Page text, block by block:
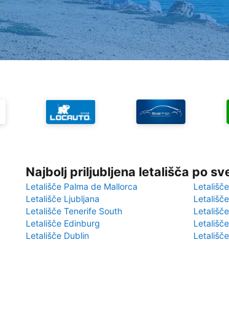
Najbolj priljubljena letališča po
Letališče Palma de Mallorca
Letališče Ljubljana
Letališče Tenerife South
Letališče Edinburg
Letališče Dublin